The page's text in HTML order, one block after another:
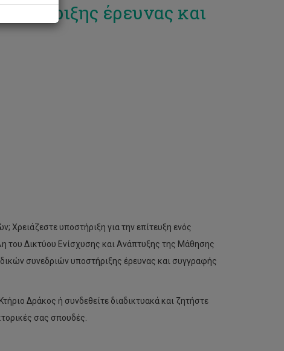
έρευνας και
υποστήριξη για την επίτευξη ενός
του Δικτύου Ενίσχυσης και Ανάπτυξης της Μάθησης
συνεδριών υποστήριξης έρευνας και συγγραφής
Δράκος ή συνδεθείτε διαδικτυακά και ζητήστε
σας σπουδές.